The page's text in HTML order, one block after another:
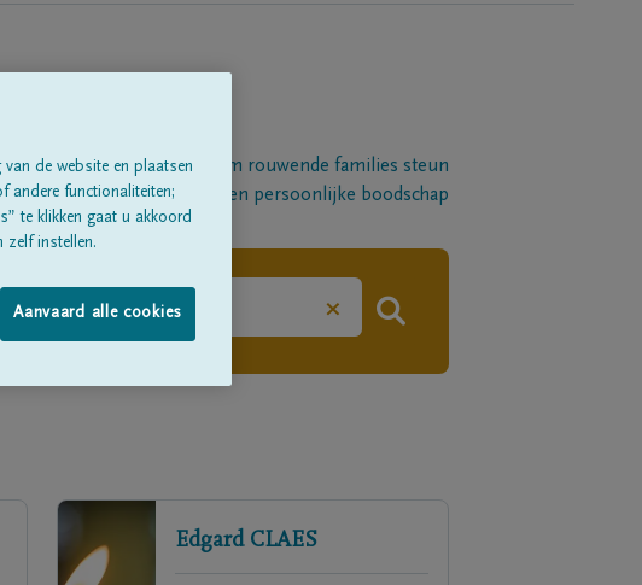
Een platform om rouwende families steun
te betuigen met een persoonlijke boodschap
×
Edgard CLAES
de website en plaatsen
andere functionaliteiten;
te klikken gaat u akkoord
zelf instellen.
Aanvaard alle cookies